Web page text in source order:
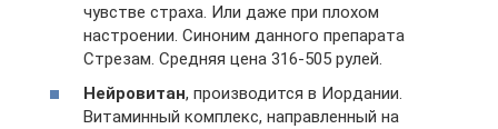
чувстве страха. Или даже при плохом
настроении. Синоним данного препарата
Стрезам. Средняя цена 316-505 рулей.
Нейровитан, производится в Иордании.
Витаминный комплекс, направленный на